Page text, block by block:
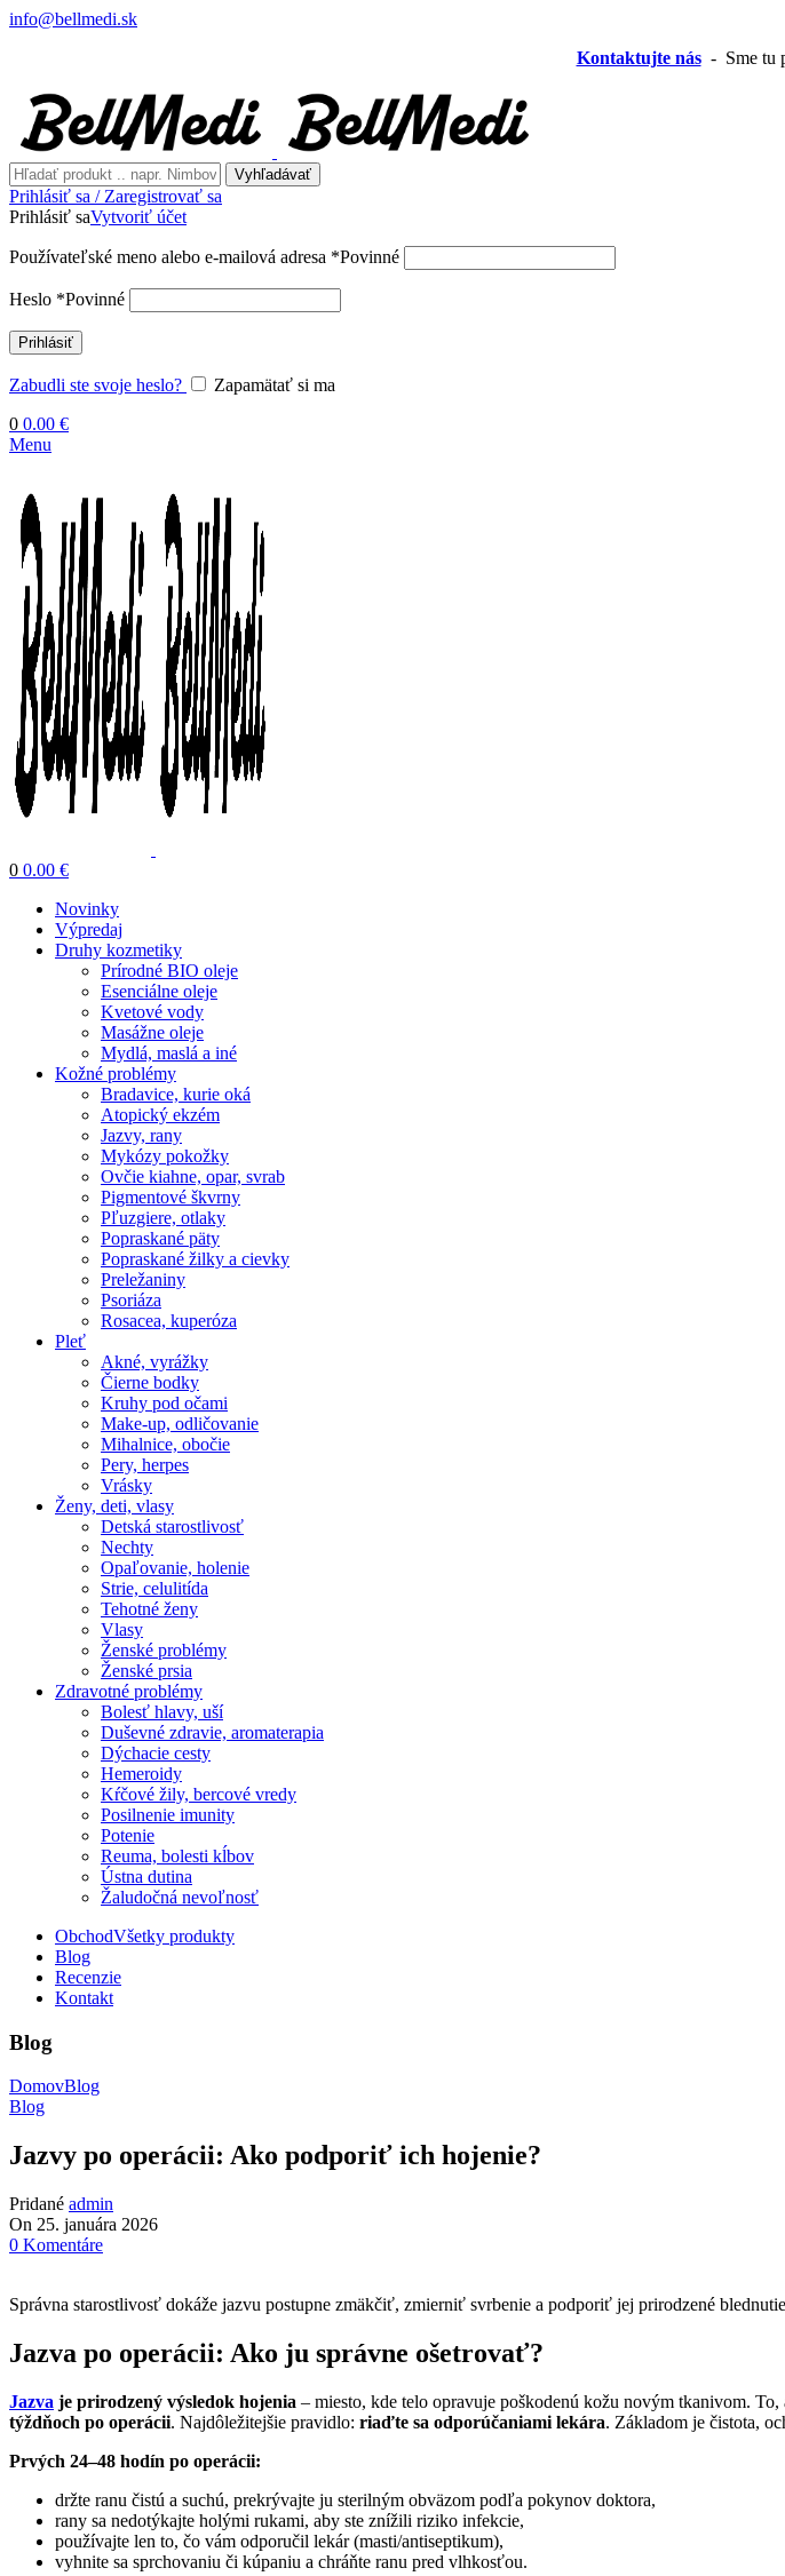
info@bellmedi.sk
Kontaktujte nás- Sme tu
Vyhľadávať
Prihlásiť sa / Zaregistrovať sa
Prihlásiť saVytvoriť účet
Používateľské meno alebo e-mailová adresa *Povinné
Heslo *Povinné
Prihlásiť
Zabudli ste svoje heslo?
Zapamätať si ma
0 0.00 €
Menu
0 0.00 €
Novinky
Výpredaj
Druhy kozmetiky
Prírodné BIO oleje
Esenciálne oleje
Kvetové vody
Masážne oleje
Mydlá, maslá a iné
Kožné problémy
Bradavice, kurie oká
Atopický ekzém
Jazvy, rany
Mykózy pokožky
Ovčie kiahne, opar, svrab
Pigmentové škvrny
Pľuzgiere, otlaky
Popraskané päty
Popraskané žilky a cievky
Preležaniny
Psoriáza
Rosacea, kuperóza
Pleť
Akné, vyrážky
Čierne bodky
Kruhy pod očami
Make-up, odličovanie
Mihalnice, obočie
Pery, herpes
Vrásky
Ženy, deti, vlasy
Detská starostlivosť
Nechty
Opaľovanie, holenie
Strie, celulitída
Tehotné ženy
Vlasy
Ženské problémy
Ženské prsia
Zdravotné problémy
Bolesť hlavy, uší
Duševné zdravie, aromaterapia
Dýchacie cesty
Hemeroidy
Kŕčové žily, bercové vredy
Posilnenie imunity
Potenie
Reuma, bolesti kĺbov
Ústna dutina
Žaludočná nevoľnosť
ObchodVšetky produkty
Blog
Recenzie
Kontakt
Blog
DomovBlog
Blog
Jazvy po operácii: Ako podporiť ich hojenie?
Pridané admin
On 25. januára 2026
0 Komentáre
Správna starostlivosť dokáže jazvu postupne zmäkčiť, zmierniť svrbenie a podporiť jej prirodzené
Jazva po operácii: Ako ju správne ošetrovať?
Jazva je prirodzený výsledok hojenia – miesto, kde telo opravuje poškodenú kožu novým tkanivom.
týždňoch po operácii. Najdôležitejšie pravidlo: riaďte sa odporúčaniami lekára. Základom je čistota,
Prvých 24–48 hodín po operácii:
držte ranu čistú a suchú, prekrývajte ju sterilným obväzom podľa pokynov doktora,
rany sa nedotýkajte holými rukami, aby ste znížili riziko infekcie,
používajte len to, čo vám odporučil lekár (masti/antiseptikum),
vyhnite sa sprchovaniu či kúpaniu a chráňte ranu pred vlhkosťou.